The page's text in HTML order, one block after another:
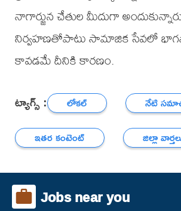
నాగార్జున చేతుల మీదుగా
నిర్వహణతోపాటు సామాజిక సేవలో
కావడమే దీనికి కారణం.
ట్యాగ్స్ : లోకల్
నేటి
ఇతర కంటెంట్
జిల్లా
Jobs near you